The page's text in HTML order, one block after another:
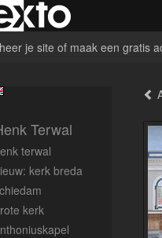
je site of maak een gratis
Terwal
terwal
kerk breda
kerk